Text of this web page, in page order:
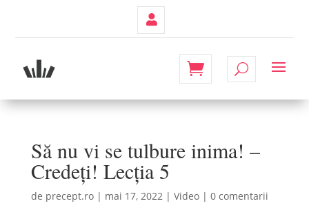
Să nu vi se tulbure inima! –
Credeți! Lecția 5
de precept.ro| mai 17, 2022| Video| 0 comentarii